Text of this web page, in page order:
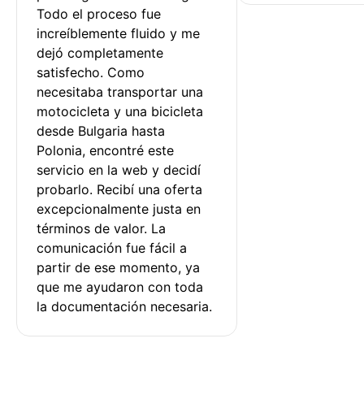
Todo el proceso fue
increíblemente fluido y me
dejó completamente
satisfecho. Como
necesitaba transportar una
motocicleta y una bicicleta
desde Bulgaria hasta
Polonia, encontré este
servicio en la web y decidí
probarlo. Recibí una oferta
excepcionalmente justa en
términos de valor. La
comunicación fue fácil a
partir de ese momento, ya
que me ayudaron con toda
la documentación necesaria.